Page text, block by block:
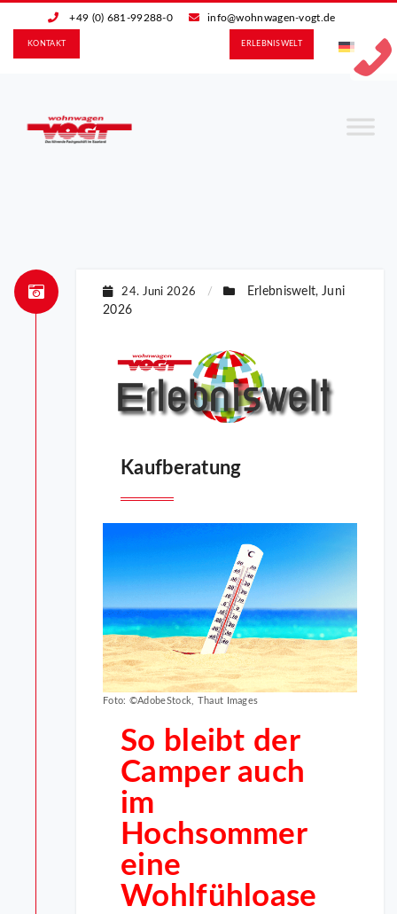
+49 (0) 681-99288-0 info@wohnwagen-vogt.de
ERLEBNIS­WELT
KONTAKT
24. Juni 2026 / Erlebniswelt, Juni
2026
Kaufberatung
Foto: ©AdobeStock, Thaut Images
So bleibt der
Camper auch
im
Hochsommer
eine
Wohlfühloase